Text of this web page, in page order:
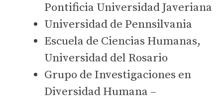
Pontificia Universidad Javeriana
Universidad de Pennsilvania
Escuela de Ciencias Humanas,
Universidad del Rosario
Grupo de Investigaciones en
Diversidad Humana –